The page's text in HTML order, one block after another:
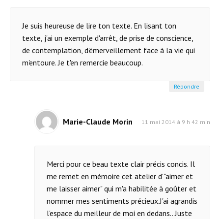
Je suis heureuse de lire ton texte. En lisant ton
texte, j'ai un exemple d'arrêt, de prise de conscience,
de contemplation, d'émerveillement face à la vie qui
m'entoure. Je t'en remercie beaucoup.
Répondre
Marie-Claude Morin 11 mai 2014 à 9 h 42 min
Merci pour ce beau texte clair précis concis. Il
me remet en mémoire cet atelier d'"aimer et
me laisser aimer" qui m'a habilitée à goûter et
nommer mes sentiments précieux.J'ai agrandis
l'espace du meilleur de moi en dedans.. Juste